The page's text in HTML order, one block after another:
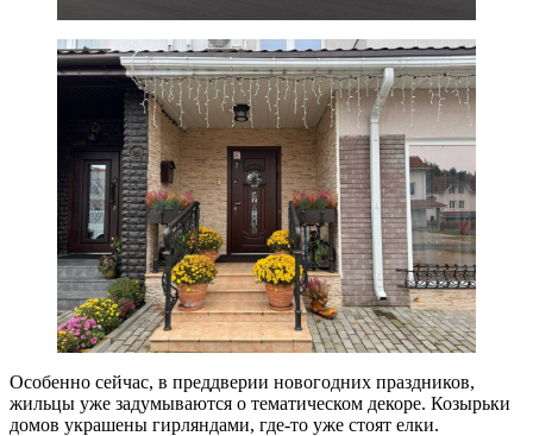
Особенно сейчас, в преддверии новогодних праздников,
жильцы уже задумываются о тематическом декоре. Козырьки
домов украшены гирляндами, где-то уже стоят елки.